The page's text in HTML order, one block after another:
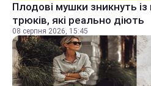
Плодові мушки зникнуть із
трюків, які реально діють
08 серпня 2026, 15:45